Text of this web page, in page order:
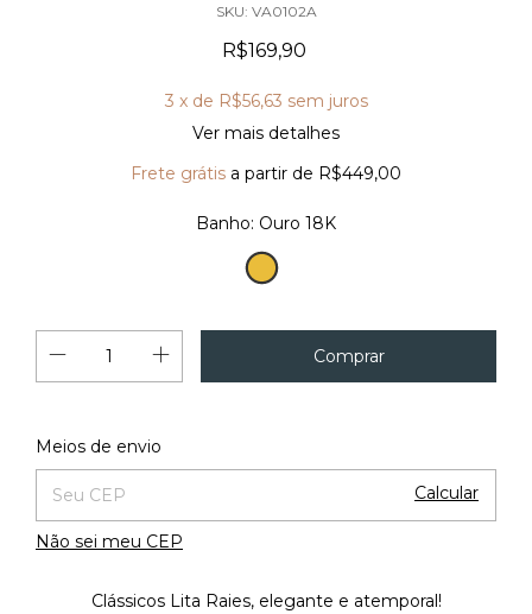
SKU: VA0102A
R$169,90
3 x de R$56,63 sem juros
Ver mais detalhes
Frete grátis a partir de R$449,00
Banho: Ouro 18K
Ouro
18K
Entregas para o CEP:
Meios de envio
Calcular
Não sei meu CEP
Clássicos Lita Raies, elegante e atemporal!